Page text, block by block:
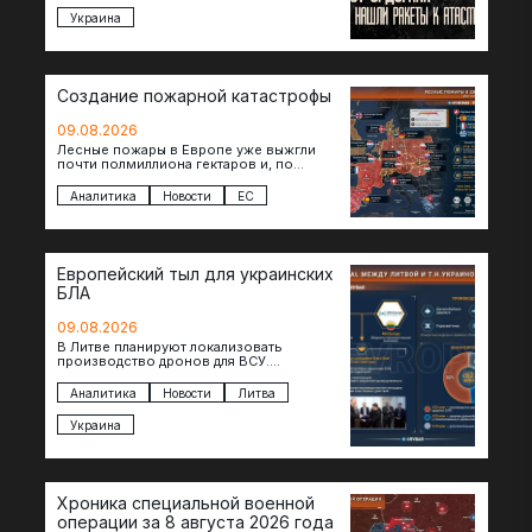
Украина
Создание пожарной катастрофы
09.08.2026
Лесные пожары в Европе уже выжгли
почти полмиллиона гектаров и, по
экономике в €15,6–19,1 млрд. К…
Аналитика Новости ЕС
Европейский тыл для украинских
БЛА
09.08.2026
В Литве планируют локализовать
производство дронов для ВСУ.
президенты Гитанас Науседа и Владимир
Зеленский подписали…
Аналитика Новости Литва
Украина
Хроника специальной военной
операции за 8 августа 2026 года